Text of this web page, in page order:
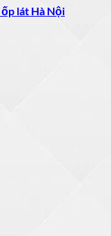
lát Hà Nội